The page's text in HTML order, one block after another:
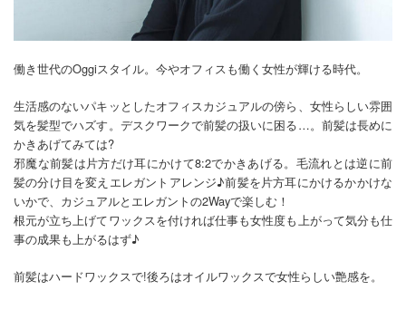
働き世代のOggiスタイル。今やオフィスも働く女性が輝ける時代。
生活感のないパキッとしたオフィスカジュアルの傍ら、女性らしい雰囲
気を髪型でハズす。デスクワークで前髪の扱いに困る…。前髪は長めに
かきあげてみては?
邪魔な前髪は片方だけ耳にかけて8:2でかきあげる。毛流れとは逆に前
髪の分け目を変えエレガントアレンジ♪前髪を片方耳にかけるかかけな
いかで、カジュアルとエレガントの2Wayで楽しむ！
根元が立ち上げてワックスを付ければ仕事も女性度も上がって気分も仕
事の成果も上がるはず♪
前髪はハードワックスで!後ろはオイルワックスで女性らしい艶感を。